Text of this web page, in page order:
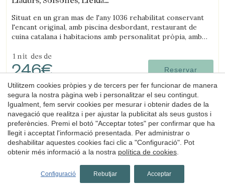
Situat en un gran mas de l'any 1036 rehabilitat conservant
l'encant original, amb piscina desbordant, restaurant de
cuina catalana i habitacions amb personalitat pròpia, amb
1 nit des de
246€
Reservar
Utilitzem cookies pròpies y de tercers per fer funcionar de manera
segura la nostra pàgina web i personalitzar el seu contingut.
Igualment, fem servir cookies per mesurar i obtenir dades de la
navegació que realitza i per ajustar la publicitat als seus gustos i
preferències. Premi el botó "Acceptar totes" per confirmar que ha
llegit i acceptat l'informació presentada. Per administrar o
deshabilitar aquestes cookies faci clic a "Configuració". Pot
obtenir més informació a la nostra política de cookies
Configuració Rebutjar Acceptar